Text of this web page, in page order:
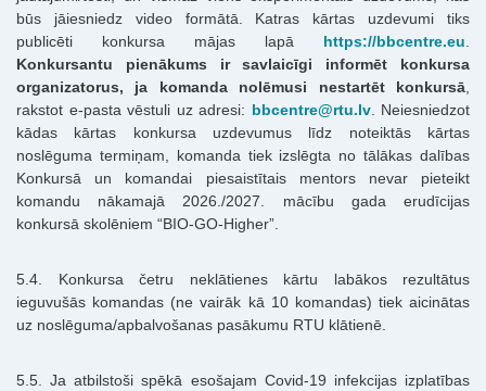
būs jāiesniedz video formātā. Katras kārtas uzdevumi tiks
publicēti konkursa mājas lapā https://bbcentre.eu.
Konkursantu pienākums ir savlaicīgi informēt konkursa
organizatorus, ja komanda nolēmusi nestartēt konkursā,
rakstot e-pasta vēstuli uz adresi: bbcentre@rtu.lv. Neiesniedzot
kādas kārtas konkursa uzdevumus līdz noteiktās kārtas
noslēguma termiņam, komanda tiek izslēgta no tālākas dalības
Konkursā un komandai piesaistītais mentors nevar pieteikt
komandu nākamajā 2026./2027. mācību gada erudīcijas
konkursā skolēniem “BIO-GO-Higher”.
5.4. Konkursa četru neklātienes kārtu labākos rezultātus
ieguvušās komandas (ne vairāk kā 10 komandas) tiek aicinātas
uz noslēguma/apbalvošanas pasākumu RTU klātienē.
5.5. Ja atbilstoši spēkā esošajam Covid-19 infekcijas izplatības